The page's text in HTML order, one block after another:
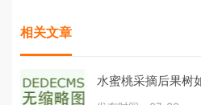
相关文章
水蜜桃采摘后果树